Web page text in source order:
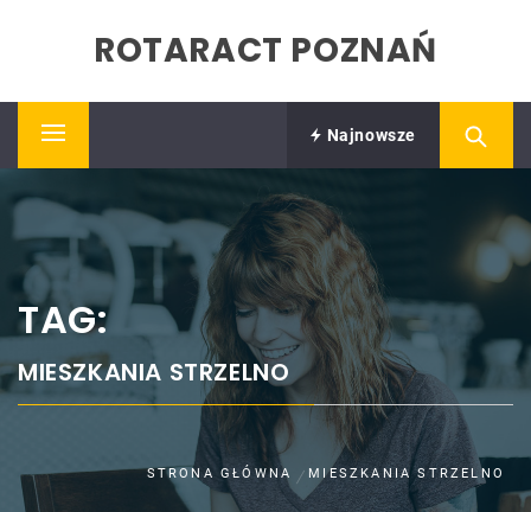
ROTARACT POZNAŃ
Primary
Najnowsze
TAG:
MIESZKANIA STRZELNO
STRONA GŁÓWNA MIESZKANIA STRZELNO